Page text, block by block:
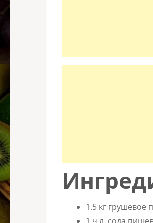
1.5 кг грушевое
1 ч.л. сода